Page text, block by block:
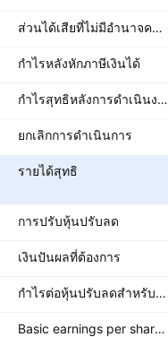
ส่วนได้เสียที่ไม่มีอำนาจควบคุม/ส่วนของผู้ถือหุ้นส่วนน้อย
กำไรหลังหักภาษีเงินได้
กำไรสุทธิหลังการดำเนินงานที่ถูกยกเลิก
ยกเลิกการดำเนินการ
รายได้สุทธิ
การปรับหุ้นปรับลด
เงินปันผลที่ต้องการ
กำไรต่อหุ้นปรับลดสำหรับผู้ถือหุ้นสามัญ
Basic earnings per share (basic EPS)